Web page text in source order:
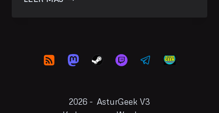
OBS
STUDIO
2026 - AsturGeek V3